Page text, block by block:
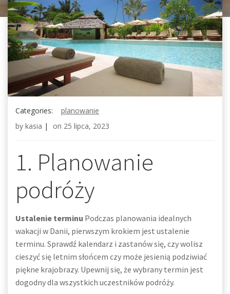
Categories:
planowanie
by kasia | on 25 lipca, 2023
1. Planowanie
podróży
Ustalenie terminu Podczas planowania idealnych
wakacji w Danii, pierwszym krokiem jest ustalenie
terminu. Sprawdź kalendarz i zastanów się, czy wolisz
cieszyć się letnim słońcem czy może jesienią podziwiać
piękne krajobrazy. Upewnij się, że wybrany termin jest
dogodny dla wszystkich uczestników podróży.